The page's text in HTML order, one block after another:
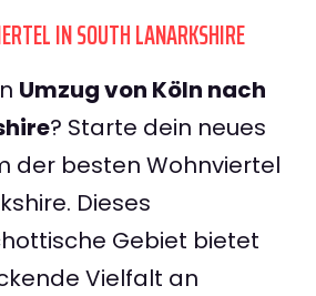
IN SOUTH LANARKSHIRE
Umzug von Köln nach
? Starte dein neues
der besten Wohnviertel
Dieses
Gebiet bietet
Vielfalt an